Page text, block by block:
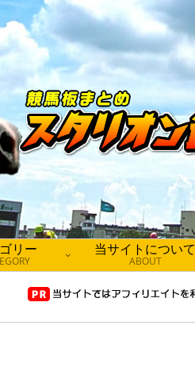
リー 当サイトについて
ABOUT